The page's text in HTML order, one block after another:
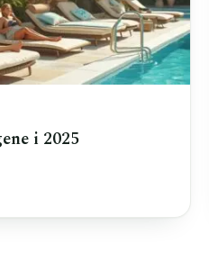
i 2025